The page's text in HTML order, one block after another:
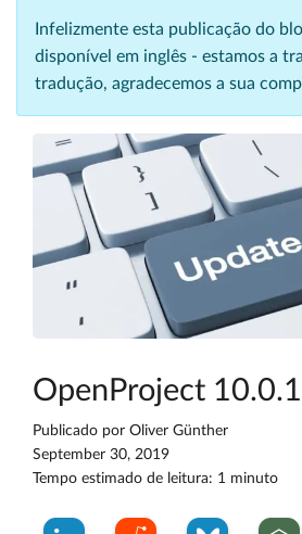
Infelizmente esta publicação do
disponível em inglês - estamos a
tradução, agradecemos a sua
OpenProject
Publicado por Oliver Günther
September 30, 2019
Tempo estimado de leitura: 1 minuto